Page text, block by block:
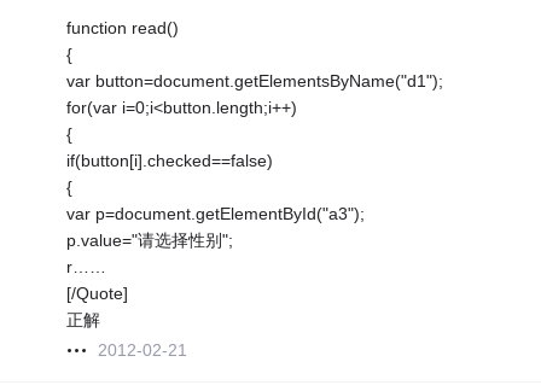
function read()
{
var button=document.getElementsByName("d1");
for(var i=0;i<button.length;i++)
{
if(button[i].checked==false)
{
var p=document.getElementById("a3");
p.value="请选择性别";
r……
[/Quote]
正解
2012-02-21